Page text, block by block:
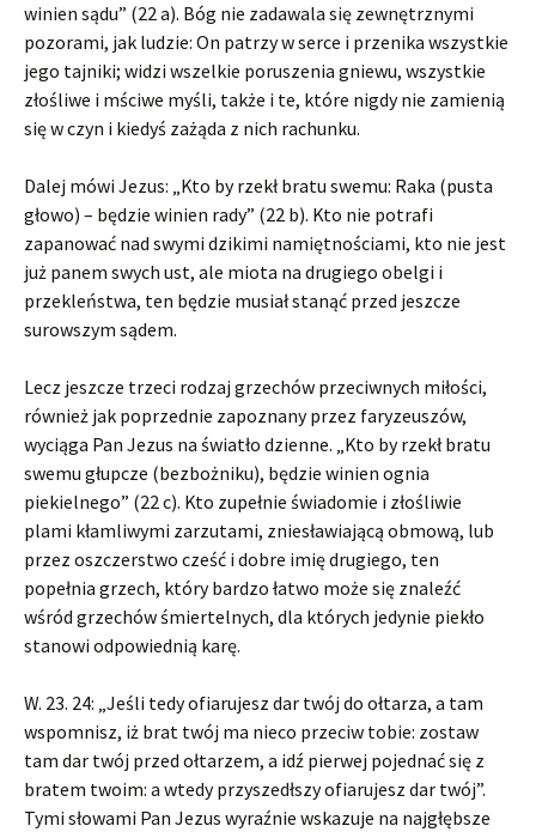
winien sądu” (22 a). Bóg nie zadawala się zewnętrznymi
pozorami, jak ludzie: On patrzy w serce i przenika wszystkie
jego tajniki; widzi wszelkie poruszenia gniewu, wszystkie
złośliwe i mściwe myśli, także i te, które nigdy nie zamienią
się w czyn i kiedyś zażąda z nich rachunku.
Dalej mówi Jezus: „Kto by rzekł bratu swemu: Raka (pusta
głowo) – będzie winien rady” (22 b). Kto nie potrafi
zapanować nad swymi dzikimi namiętnościami, kto nie jest
już panem swych ust, ale miota na drugiego obelgi i
przekleństwa, ten będzie musiał stanąć przed jeszcze
surowszym sądem.
Lecz jeszcze trzeci rodzaj grzechów przeciwnych miłości,
również jak poprzednie zapoznany przez faryzeuszów,
wyciąga Pan Jezus na światło dzienne. „Kto by rzekł bratu
swemu głupcze (bezbożniku), będzie winien ognia
piekielnego” (22 c). Kto zupełnie świadomie i złośliwie
plami kłamliwymi zarzutami, zniesławiającą obmową, lub
przez oszczerstwo cześć i dobre imię drugiego, ten
popełnia grzech, który bardzo łatwo może się znaleźć
wśród grzechów śmiertelnych, dla których jedynie piekło
stanowi odpowiednią karę.
W. 23. 24: „Jeśli tedy ofiarujesz dar twój do ołtarza, a tam
wspomnisz, iż brat twój ma nieco przeciw tobie: zostaw
tam dar twój przed ołtarzem, a idź pierwej pojednać się z
bratem twoim: a wtedy przyszedłszy ofiarujesz dar twój”.
Tymi słowami Pan Jezus wyraźnie wskazuje na najgłębsze